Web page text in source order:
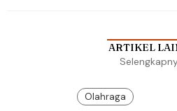
ARTIKEL
Olahraga